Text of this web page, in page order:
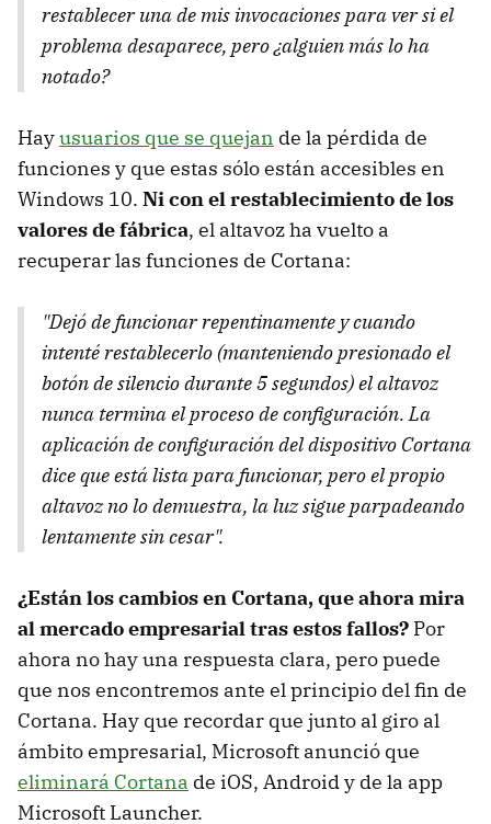
restablecer una de mis invocaciones para ver si el
problema desaparece, pero ¿alguien más lo ha
notado?
Hayusuarios que se quejan de la pérdida de
funciones y que estas sólo están accesibles en
Windows 10. Ni con el restablecimiento de los
valores de fábrica, el altavoz ha vuelto a
recuperar las funciones de Cortana:
"Dejó de funcionar repentinamente y cuando
intenté restablecerlo (manteniendo presionado el
botón de silencio durante 5 segundos) el altavoz
nunca termina el proceso de configuración. La
aplicación de configuración del dispositivo Cortana
dice que está lista para funcionar, pero el propio
altavoz no lo demuestra, la luz sigue parpadeando
lentamente sin cesar".
¿Están los cambios en Cortana, que ahora mira
al mercado empresarial tras estos fallos? Por
ahora no hay una respuesta clara, pero puede
que nos encontremos ante el principio del fin de
Cortana. Hay que recordar que junto al giro al
ámbito empresarial, Microsoft anunció que
eliminará Cortana de iOS, Android y de la app
Microsoft Launcher.